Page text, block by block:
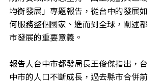
均衡發展」專題報告，從台中的發展如
何服務整個國家、進而到全球，闡述都
市發展的重要意義。
報告人台中市都發局長王俊傑指出，台
中市的人口不斷成長，過去縣市合併前